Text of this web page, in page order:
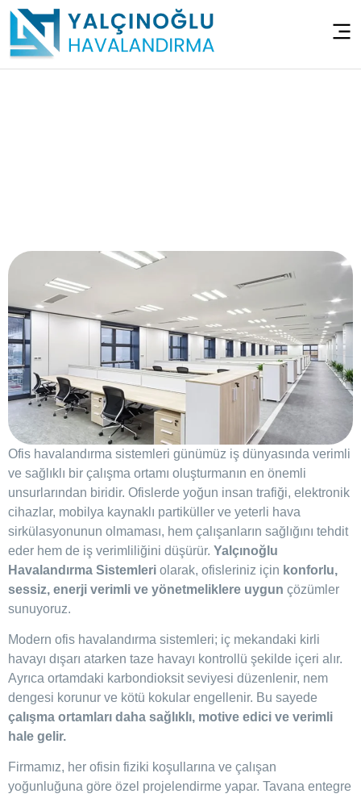
Ofis havalandırma sistemleri günümüz iş dünyasında verimli
ve sağlıklı bir çalışma ortamı oluşturmanın en önemli
unsurlarından biridir. Ofislerde yoğun insan trafiği, elektronik
cihazlar, mobilya kaynaklı partiküller ve yeterli hava
sirkülasyonunun olmaması, hem çalışanların sağlığını tehdit
eder hem de iş verimliliğini düşürür. Yalçınoğlu
Havalandırma Sistemleri olarak, ofisleriniz için konforlu,
sessiz, enerji verimli ve yönetmeliklere uygun çözümler
sunuyoruz.
Modern ofis havalandırma sistemleri; iç mekandaki kirli
havayı dışarı atarken taze havayı kontrollü şekilde içeri alır.
Ayrıca ortamdaki karbondioksit seviyesi düzenlenir, nem
dengesi korunur ve kötü kokular engellenir. Bu sayede
çalışma ortamları daha sağlıklı, motive edici ve verimli
hale gelir.
Firmamız, her ofisin fiziki koşullarına ve çalışan
yoğunluğuna göre özel projelendirme yapar. Tavana entegre